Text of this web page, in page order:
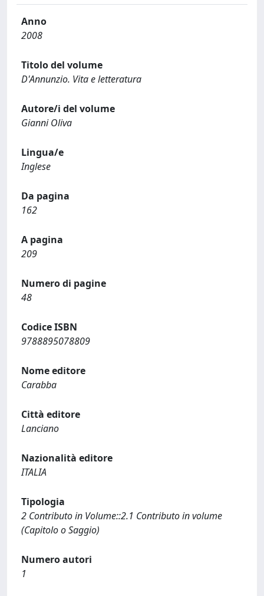
Anno
2008
Titolo del volume
D'Annunzio. Vita e letteratura
Autore/i del volume
Gianni Oliva
Lingua/e
Inglese
Da pagina
162
A pagina
209
Numero di pagine
48
Codice ISBN
9788895078809
Nome editore
Carabba
Città editore
Lanciano
Nazionalità editore
ITALIA
Tipologia
2 Contributo in Volume::2.1 Contributo in volume
(Capitolo o Saggio)
Numero autori
1